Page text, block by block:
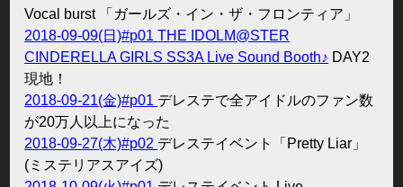
Vocal burst 「ガールズ・イン・ザ・フロンティア」
2018-09-09(日)#p01THE IDOLM@STER
CINDERELLA GIRLS SS3A Live Sound Booth♪ DAY2
現地！
2018-09-21(金)#p01 デレステで全アイドルのファン数
が20万人以上になった
2018-09-27(木)#p02 デレステイベント「Pretty Liar」
(ミステリアスアイズ)